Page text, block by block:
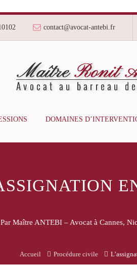
contact@avocat-antebi.fr
DOMAINES
Par Maître ANTEBI – Avocat à Cannes,
Accueil Procédure civile